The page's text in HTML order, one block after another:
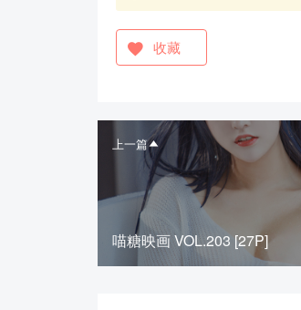
收藏
上一篇
喵糖映画 VOL.203 [27P]